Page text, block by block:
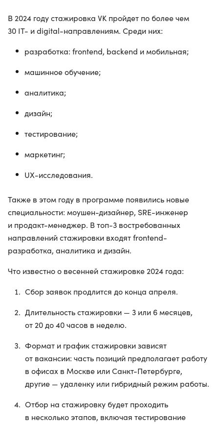
В 2024 году стажировка VK пройдет по более чем
30 IT- и digital-направлениям. Среди них:
разработка: frontend, backend и мобильная;
машинное обучение;
аналитика;
дизайн;
тестирование;
маркетинг;
UX-исследования.
Также в этом году в программе появились новые
специальности: моушен-дизайнер, SRE-инженер
и продакт-менеджер. В топ-3 востребованных
направлений стажировки входят frontend-
разработка, аналитика и дизайн.
Что известно о весенней стажировке 2024 года:
Сбор заявок продлится до конца апреля.
Длительность стажировки — 3 или 6 месяцев,
от 20 до 40 часов в неделю.
Формат и график стажировки зависят
от вакансии: часть позиций предполагает работу
в офисах в Москве или Санкт-Петербурге,
другие — удаленку или гибридный режим работы.
Отбор на стажировку будет проходить
в несколько этапов, включая тестирование